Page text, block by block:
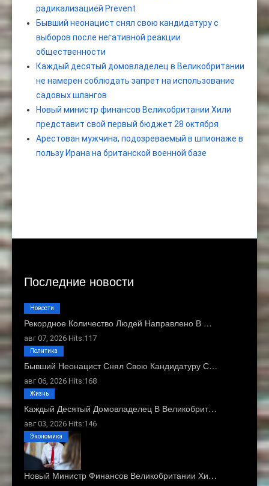
радикализацией Prevent
Бывший неонацист снял свою кандидатуру с
выборов после негативной реакции
общественности
Каждый десятый домовладелец в Великобритании
не намерен соблюдать запрет на использование
садовых шлангов
Новый министр финансов Великобритании Хили
представит свой первый бюджет 28 октября
Арестован мужчина, подозреваемый в шпионаже в
пользу Ирана на британской военной базе
Последние новости
Рекордное Количество Людей Направлено В …
авг 07, 2026 Hits:117
Новости
Бывший Неонацист Снял Свою Кандидатуру С…
авг 06, 2026 Hits:168
Политика
Каждый Десятый Домовладелец В Великобрит…
авг 03, 2026 Hits:146
Жизнь
Новый Министр Финансов Великобритании Хи…
Экономика